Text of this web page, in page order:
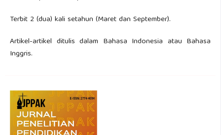
Terbit 2 (dua) kali setahun (Maret dan September).
Artikel-artikel ditulis dalam Bahasa Indonesia atau Bahasa
Inggris.